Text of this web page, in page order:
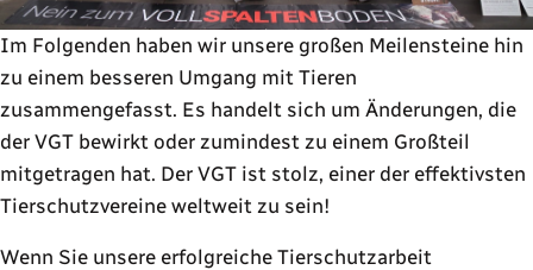
Im Folgenden haben wir unsere großen Meilensteine hin
zu einem besseren Umgang mit Tieren
zusammengefasst. Es handelt sich um Änderungen, die
der VGT bewirkt oder zumindest zu einem Großteil
mitgetragen hat. Der VGT ist stolz, einer der effektivsten
Tierschutzvereine weltweit zu sein!
Wenn Sie unsere erfolgreiche Tierschutzarbeit